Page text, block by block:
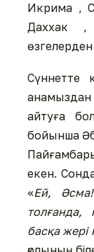
Икрима ,
Даххак
өзгелерден
Сүннетте
анамыздан
айтуға
бойынша
екен.
«Ей,
басқа жері